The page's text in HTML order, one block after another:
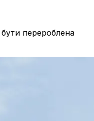
перероблена